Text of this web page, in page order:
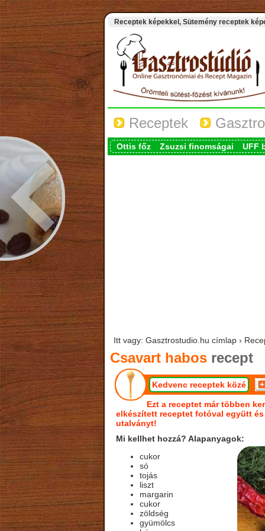
Receptek képekkel, Sütemény receptek
Receptek
Ottis főz Zsuzsi finomságai UFF
Itt vagy: Gasztrostudio.hu címlap ›
Csavart habosrecept
Kedvenc receptek közé
Ezt a receptet már többen
elkészített receptet fotóval együtt
utalványt!
Mi kellhet hozzá? Alapanyagok:
cukor
só
tojás
liszt
margarin
cukor
zöldség
gyümölcs